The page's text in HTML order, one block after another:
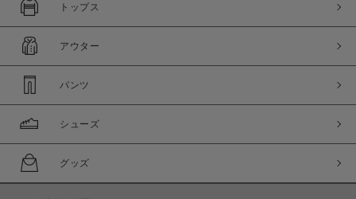
トップス
アウター
パンツ
シューズ
グッズ